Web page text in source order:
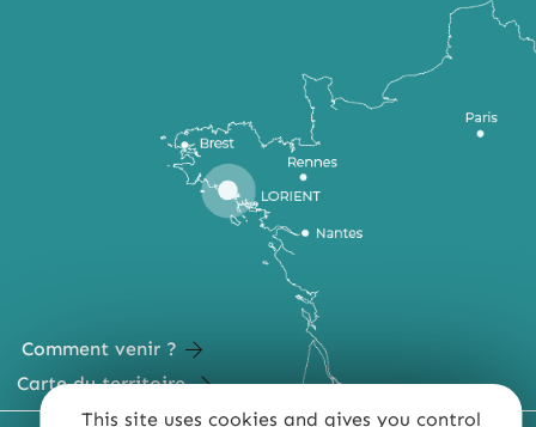
This site uses cookies and gives you control
Comment venir ?
Carte du territoire